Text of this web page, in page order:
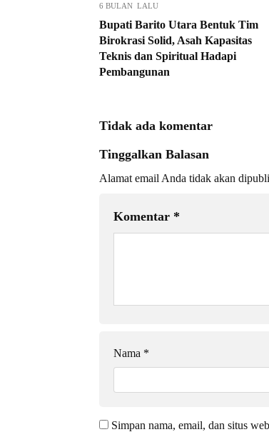
6 BULAN LALU
Bupati Barito Utara Bentuk Tim
Birokrasi Solid, Asah Kapasitas
Teknis dan Spiritual Hadapi
Pembangunan
Tidak ada komentar
Tinggalkan Balasan
Alamat email Anda tidak akan
Komentar *
Nama *
Simpan nama, email, dan situs